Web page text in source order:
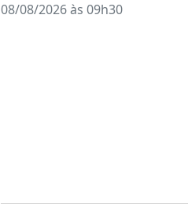
08/08/2026 às 09h30